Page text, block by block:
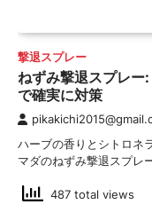
撃退スプレー
ねずみ撃退スプレー
で確実に対策
ハーブの香りとシトロネ
マダのねずみ撃退スプレ
487 total views